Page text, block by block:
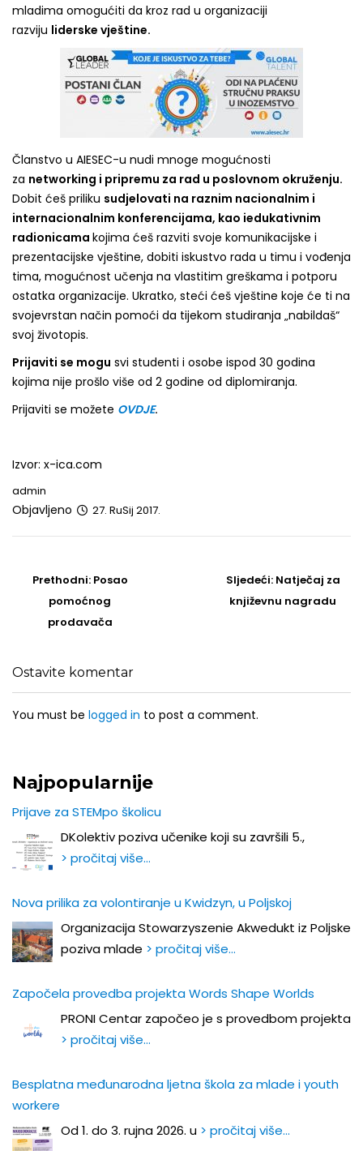
mladima omogućiti da kroz rad u organizaciji
razviju liderske vještine.
Članstvo u AIESEC-u nudi mnoge mogućnosti
za networking i pripremu za rad u poslovnom okruženju.
Dobit ćeš priliku sudjelovati na raznim nacionalnim i
internacionalnim konferencijama, kao iedukativnim
radionicama kojima ćeš razviti svoje komunikacijske i
prezentacijske vještine, dobiti iskustvo rada u timu i vođenja
tima, mogućnost učenja na vlastitim greškama i potporu
ostatka organizacije. Ukratko, steći ćeš vještine koje će ti na
svojevrstan način pomoći da tijekom studiranja „nabildaš“
svoj životopis.
Prijaviti se mogu svi studenti i osobe ispod 30 godina
kojima nije prošlo više od 2 godine od diplomiranja.
Prijaviti se možete OVDJE.
Izvor: x-ica.com
admin
Objavljeno 27. RuSij 2017.
navigation
Prethodni: Prethodni
post
Posao
pomoćnog
prodavača
Sljedeći: Sljedeći
Post
Natječaj za
književnu nagradu
Ostavite komentar
You must be logged in to post a comment.
Najpopularnije
Prijave za STEMpo školicu
DKolektiv poziva učenike koji su završili 5.,
> pročitaj više…
Nova prilika za volontiranje u Kwidzyn, u Poljskoj
Organizacija Stowarzyszenie Akwedukt iz Poljske
poziva mlade > pročitaj više…
Započela provedba projekta Words Shape Worlds
PRONI Centar započeo je s provedbom projekta
> pročitaj više…
Besplatna međunarodna ljetna škola za mlade i youth
workere
Od 1. do 3. rujna 2026. u > pročitaj više…